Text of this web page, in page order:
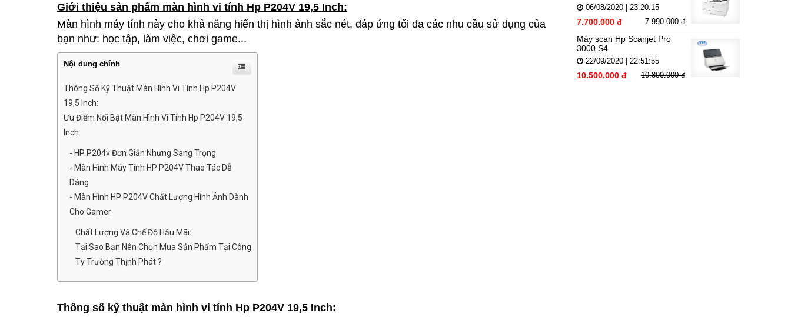
Giới thiệu sản phẩm màn hình vi tính Hp P204V 19,5 Inch:
Màn hình máy tính này cho khả năng hiển thị hình ảnh sắc nét, đáp ứng tối đa các nhu cầu sử dụng của
bạn như: học tập, làm việc, chơi game...
Nội dung chính
Thông Số Kỹ Thuật Màn Hình Vi Tính Hp P204V
19,5 Inch:
Ưu Điểm Nổi Bật Màn Hình Vi Tính Hp P204V 19,5
Inch:
- HP P204v Đơn Giản Nhưng Sang Trọng
- Màn Hình Máy Tính HP P204V Thao Tác Dễ
Dàng
- Màn Hình HP P204V Chất Lượng Hình Ảnh Dành
Cho Gamer
Chất Lượng Và Chế Độ Hậu Mãi:
Tại Sao Bạn Nên Chọn Mua Sản Phẩm Tại Công
Ty Trường Thịnh Phát ?
Thông số kỹ thuật màn hình vi tính Hp P204V 19,5 Inch:
06/08/2020 | 23:20:15
7.700.000 đ 7.990.000 đ
Máy scan Hp Scanjet Pro
3000 S4
22/09/2020 | 22:51:55
10.500.000 đ 10.890.000 đ